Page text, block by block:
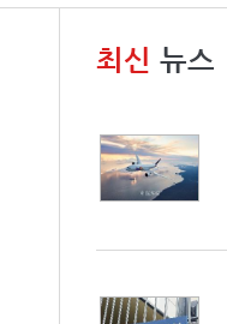
최신 뉴스